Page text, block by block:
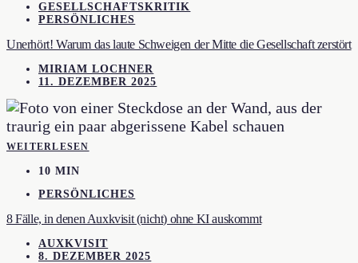
GESELLSCHAFTSKRITIK
PERSÖNLICHES
Unerhört! Warum das laute Schweigen der Mitte die Gesellschaft zerstört
MIRIAM LOCHNER
11. DEZEMBER 2025
WEITERLESEN
10 MIN
PERSÖNLICHES
8 Fälle, in denen Auxkvisit (nicht) ohne KI auskommt
AUXKVISIT
8. DEZEMBER 2025